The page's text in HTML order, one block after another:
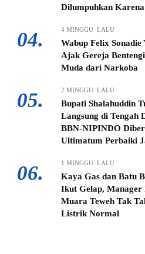
Dilumpuhkan
04. 4 MINGGU LALU
Wabup Felix Sonadie
Ajak Gereja
Muda dari Narkoba
05. 2 MINGGU LALU
Bupati Shalahuddin
Langsung di Tengah
BBN-NIPINDO
Ultimatum Perbaiki
06. 1 MINGGU LALU
Kaya Gas dan Batu
Ikut Gelap, Manager
Muara Teweh Tak
Listrik Normal